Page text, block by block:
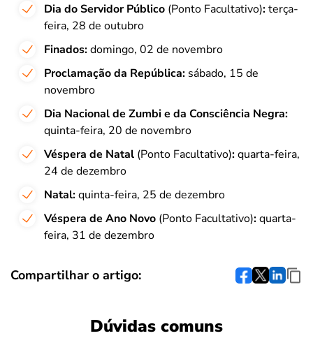
Dia do Servidor Público (Ponto Facultativo):terça-
feira, 28 de outubro
Finados:domingo, 02 de novembro
Proclamação da República: sábado, 15 de
novembro
Dia Nacional de Zumbi e da Consciência Negra:
quinta-feira, 20 de novembro
Véspera de Natal (Ponto Facultativo):quarta-feira,
24 de dezembro
Natal:quinta-feira, 25 de dezembro
Véspera de Ano Novo (Ponto Facultativo):quarta-
feira, 31 de dezembro
Compartilhar o artigo:
Dúvidas comuns